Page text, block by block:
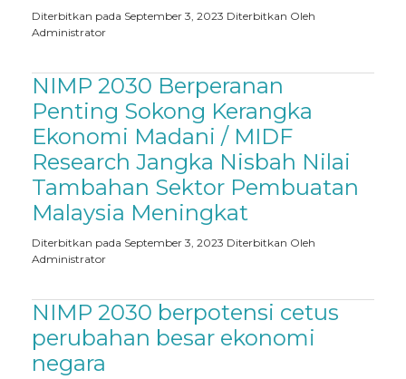
Diterbitkan pada September 3, 2023 Diterbitkan Oleh
Administrator
NIMP 2030 Berperanan
Penting Sokong Kerangka
Ekonomi Madani / MIDF
Research Jangka Nisbah Nilai
Tambahan Sektor Pembuatan
Malaysia Meningkat
Diterbitkan pada September 3, 2023 Diterbitkan Oleh
Administrator
NIMP 2030 berpotensi cetus
perubahan besar ekonomi
negara